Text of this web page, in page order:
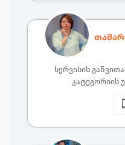
თამარ
სერვისის
კატეგორიის